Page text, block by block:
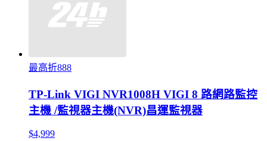
最高折888
TP-Link VIGI NVR1008H VIGI 8 路網路監控
主機 /監視器主機(NVR)昌運監視器
$4,999